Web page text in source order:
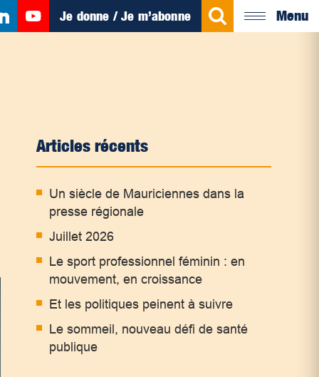
Je donne / Je m’abonne Menu
Articles récents
Un siècle de Mauriciennes dans la
presse régionale
Juillet 2026
Le sport professionnel féminin : en
mouvement, en croissance
Et les politiques peinent à suivre
Le sommeil, nouveau défi de santé
publique